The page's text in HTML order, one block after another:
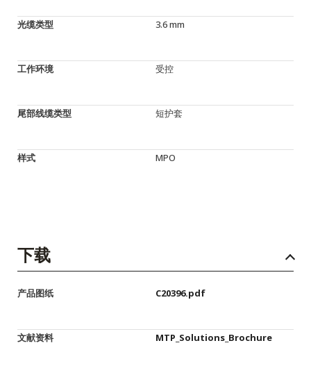
光缆类型 3.6 mm
工作环境 受控
尾部线缆类型 短护套
样式 MPO
下载
产品图纸 C20396.pdf
文献资料 MTP_Solutions_Brochure